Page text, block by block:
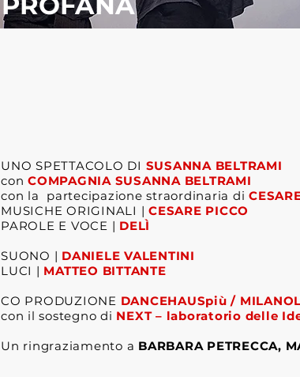
UNO SPETTACOLO DI SUSANNA BELTRAMI
con COMPAGNIA SUSANNA BELTRAMI
con la partecipazione straordinaria di
MUSICHE ORIGINALI | CESARE PICCO
PAROLE E VOCE | DELÌ
SUONO | DANIELE VALENTINI
LUCI | MATTEO BITTANTE
CO PRODUZIONE DANCEHAUSpiù /
con il sostegno di NEXT – laboratorio delle
Un ringraziamento a BARBARA PETRECCA,